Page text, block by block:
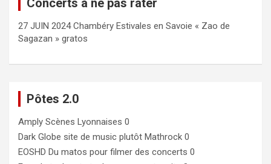
Concerts à ne pas rater
27 JUIN 2024 Chambéry Estivales en Savoie « Zao de
Sagazan » gratos
Pôtes 2.0
Amply Scènes Lyonnaises 0
Dark Globe site de music plutôt Mathrock 0
EOSHD Du matos pour filmer des concerts 0